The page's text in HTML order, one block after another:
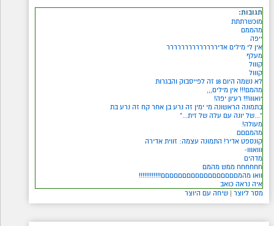
תגובות:
מוכשרתתת
מהממם
ייפה
אין לי מילים אדירררררררררררררר
מעלף
קווול
קווול
לא נשמה היום 18 זה לפייסבוק והבגרות
מהמם!!! אין מילים,,,
יואווו!!! רעיון יפה!
בתמונה הראשונה מי ימין זה נרע בן אחר קח זה נרע בת
"...של יונה עם עלה של זית..."
מעולה!
מהמםםם
קונספט אדיר! התמונה עצמה: זווית אדירה
ווואווו~
מדהים
חחחחחח ממש מהמם
וואו מהמםםםםםםםםםםםםםםםםםם!!!!!!!!!!!!
איה נראה כואב
מסר ליוצר | שיחה עם היוצר